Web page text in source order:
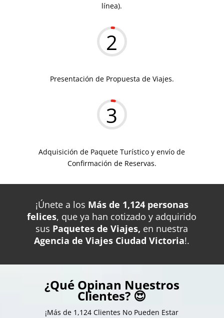
línea).
2
Presentación de Propuesta de Viajes.
3
Adquisición de Paquete Turístico y envío de
Confirmación de Reservas.
¡Únete a los Más de 1,124 personas
felices, que ya han cotizado y adquirido
sus Paquetes de Viajes, en nuestra
Agencia de Viajes Ciudad Victoria!.
¿Qué Opinan Nuestros
Clientes? 😍
¡Más de 1,124 Clientes No Pueden Estar